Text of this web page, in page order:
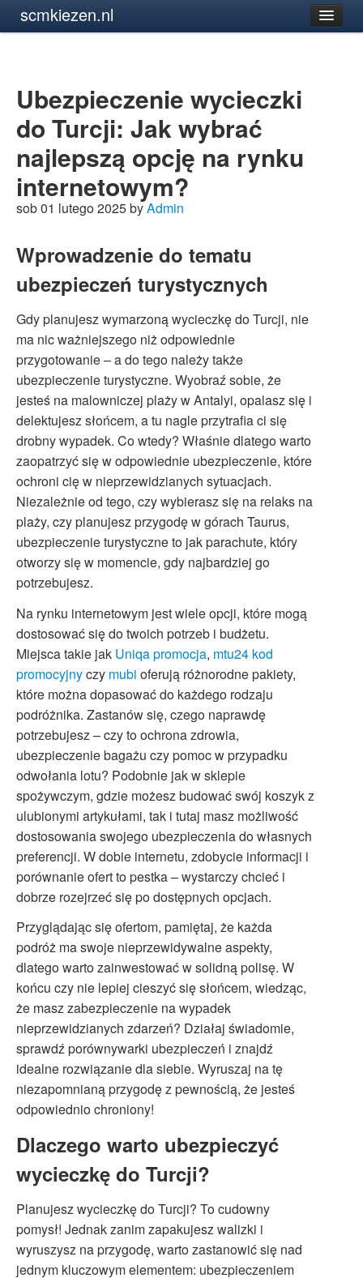
scmkiezen.nl
Ubezpieczenie wycieczki
do Turcji: Jak wybrać
najlepszą opcję na rynku
internetowym?
sob 01 lutego 2025 byAdmin
Wprowadzenie do tematu
ubezpieczeń turystycznych
Gdy planujesz wymarzoną wycieczkę do Turcji, nie
ma nic ważniejszego niż odpowiednie
przygotowanie – a do tego należy także
ubezpieczenie turystyczne. Wyobraź sobie, że
jesteś na malowniczej plaży w Antalyi, opalasz się i
delektujesz słońcem, a tu nagle przytrafia ci się
drobny wypadek. Co wtedy? Właśnie dlatego warto
zaopatrzyć się w odpowiednie ubezpieczenie, które
ochroni cię w nieprzewidzianych sytuacjach.
Niezależnie od tego, czy wybierasz się na relaks na
plaży, czy planujesz przygodę w górach Taurus,
ubezpieczenie turystyczne to jak parachute, który
otworzy się w momencie, gdy najbardziej go
potrzebujesz.
Na rynku internetowym jest wiele opcji, które mogą
dostosować się do twoich potrzeb i budżetu.
Miejsca takie jak Uniqa promocja, mtu24 kod
promocyjnyczy mubi oferują różnorodne pakiety,
które można dopasować do każdego rodzaju
podróżnika. Zastanów się, czego naprawdę
potrzebujesz – czy to ochrona zdrowia,
ubezpieczenie bagażu czy pomoc w przypadku
odwołania lotu? Podobnie jak w sklepie
spożywczym, gdzie możesz budować swój koszyk z
ulubionymi artykułami, tak i tutaj masz możliwość
dostosowania swojego ubezpieczenia do własnych
preferencji. W dobie internetu, zdobycie informacji i
porównanie ofert to pestka – wystarczy chcieć i
dobrze rozejrzeć się po dostępnych opcjach.
Przyglądając się ofertom, pamiętaj, że każda
podróż ma swoje nieprzewidywalne aspekty,
dlatego warto zainwestować w solidną polisę. W
końcu czy nie lepiej cieszyć się słońcem, wiedząc,
że masz zabezpieczenie na wypadek
nieprzewidzianych zdarzeń? Działaj świadomie,
sprawdź porównywarki ubezpieczeń i znajdź
idealne rozwiązanie dla siebie. Wyruszaj na tę
niezapomnianą przygodę z pewnością, że jesteś
odpowiednio chroniony!
Dlaczego warto ubezpieczyć
wycieczkę do Turcji?
Planujesz wycieczkę do Turcji? To cudowny
pomysł! Jednak zanim zapakujesz walizki i
wyruszysz na przygodę, warto zastanowić się nad
jednym kluczowym elementem: ubezpieczeniem